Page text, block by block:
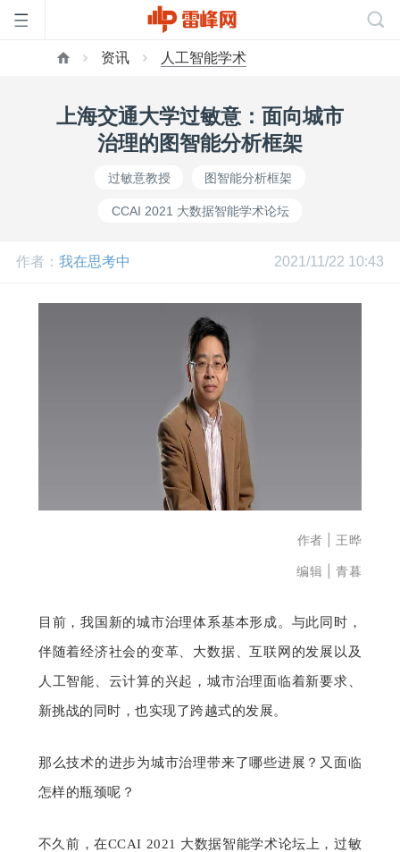
活
中
资讯 人工智能学术
上海交通大学过敏意：面向城市
治理的图智能分析框架
过敏意教授 图智能分析框架
CCAI 2021 大数据智能学术论坛
作者： 我在思考中 2021/11/22 10:43
作者 | 王晔
编辑 | 青暮
目前，我国新的城市治理体系基本形成。与此同时，
伴随着经济社会的变革、大数据、互联网的发展以及
人工智能、云计算的兴起，城市治理面临着新要求、
新挑战的同时，也实现了跨越式的发展。
那么技术的进步为城市治理带来了哪些进展？又面临
怎样的瓶颈呢？
不久前，在CCAI 2021 大数据智能学术论坛上，过敏